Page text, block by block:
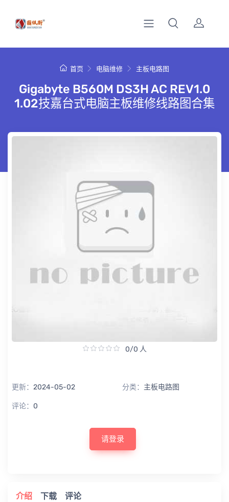
首页 电脑维修 主板电路图
Gigabyte B560M DS3H AC REV1.0
1.02技嘉台式电脑主板维修线路图合集
0/0 人
更新： 2024-05-02 分类： 主板电路图
评论： 0
请登录
介绍 下载 评论